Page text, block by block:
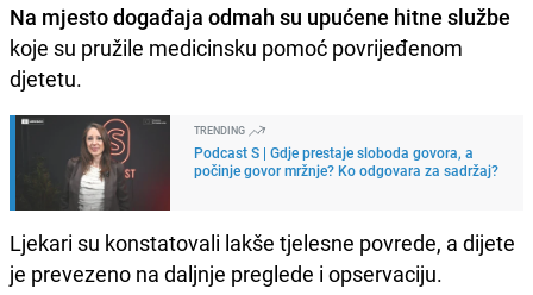
Na mjesto događaja odmah su upućene hitne službe
koje su pružile medicinsku pomoć povrijeđenom
djetetu.
TRENDING
Podcast S | Gdje prestaje sloboda govora, a
počinje govor mržnje? Ko odgovara za sadržaj?
Ljekari su konstatovali lakše tjelesne povrede, a dijete
je prevezeno na daljnje preglede i opservaciju.